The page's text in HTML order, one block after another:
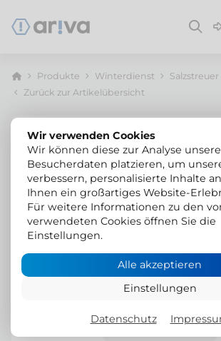
Produkte Winterdienst Salzstreuer
Zurück zur Artikelübersicht
Wir verwenden Cookies
Wir können diese zur Analyse
Besucherdaten platzieren, um
verbessern, personalisierte Inhalte
Ihnen ein großartiges Website-
Für weitere Informationen zu den
verwendeten Cookies öffnen Sie die
Einstellungen.
Alle akzeptieren
Einstellungen
Datenschutz